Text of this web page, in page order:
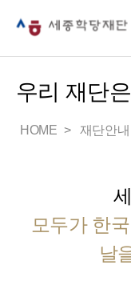
우리 재단은
HOME 재단안내
모두가 한
날